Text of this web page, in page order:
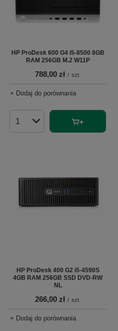
HP ProDesk 600 G4 i5-8500 8GB
RAM 256GB M.2 W11P
788,00 zł / szt.
+ Dodaj do porównania
Ilość produktów
HP ProDesk 400 G2 i5-4590S
4GB RAM 256GB SSD DVD-RW
NL
266,00 zł / szt.
+ Dodaj do porównania